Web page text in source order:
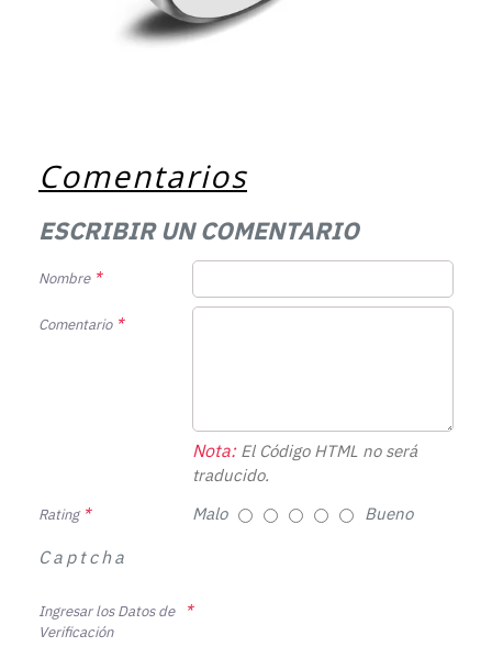
Comentarios
ESCRIBIR UN COMENTARIO
Nombre
Comentario
Nota:El Código HTML no será
traducido.
Rating Malo Bueno
Captcha
Ingresar los Datos de
Verificación